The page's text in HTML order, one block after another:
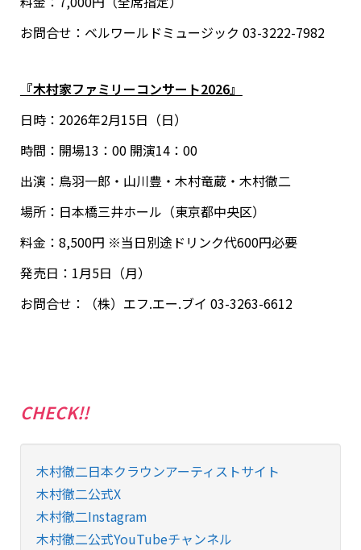
お問合せ：ベルワールドミュージック 03-3222-7982
『木村家ファミリーコンサート2026』
日時：2026年2月15日（日）
時間：開場13：00 開演14：00
出演：鳥羽一郎・山川豊・木村竜蔵・木村徹二
場所：日本橋三井ホール（東京都中央区）
料金：8,500円 ※当日別途ドリンク代600円必要
発売日：1月5日（月）
お問合せ：（株）エフ.エー.ブイ 03-3263-6612
CHECK!!
木村徹二日本クラウンアーティストサイト
木村徹二公式X
木村徹二Instagram
木村徹二公式YouTubeチャンネル